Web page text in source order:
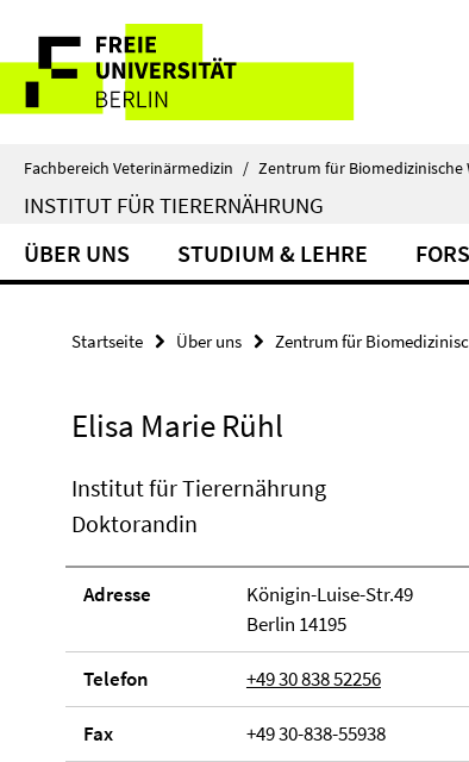
direkt
Inhalt
Service-
Navigation
Fachbereich Veterinärmedizin / Zentrum für Biomedizinische
INSTITUT FÜR TIERERNÄHRUNG
ÜBER UNS STUDIUM & LEHRE
Startseite Über uns Zentrum für
Elisa Marie Rühl
Institut für Tierernährung
Doktorandin
Adresse
Königin-Luise-Str.49
Berlin 14195
Telefon +49 30 838 52256
Fax +49 30-838-55938